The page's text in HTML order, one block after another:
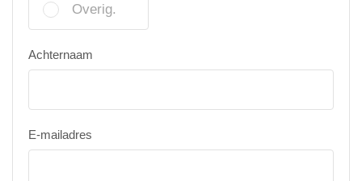
Overig.
Achternaam
E-mailadres